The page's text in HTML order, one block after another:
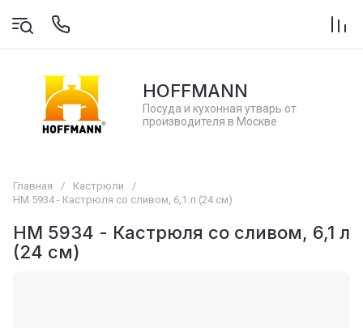
HOFFMANN
Посуда и кухонная утварь от
производителя в Москве
Главная / Кастрюли
/
НМ 5934 - Кастрюля со сливом, 6,1 л (24 см)
НМ 5934 - Кастрюля со сливом, 6,1 л
(24 см)